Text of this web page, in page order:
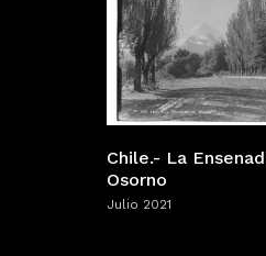
Chile.- La
Osorno
Julio 2021